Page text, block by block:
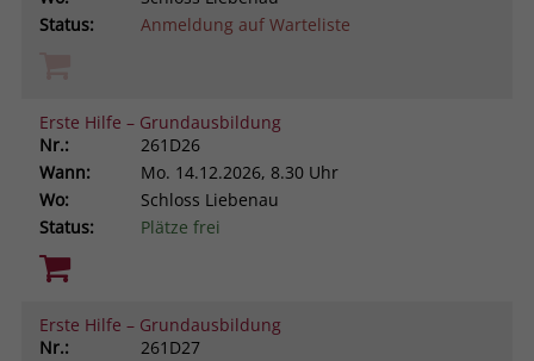
Status:
Anmeldung auf Warteliste
Erste Hilfe – Grundausbildung
Nr.:
261D26
Wann:
Mo. 14.12.2026, 8.30 Uhr
Wo:
Schloss Liebenau
Status:
Plätze frei
Erste Hilfe – Grundausbildung
Nr.:
261D27